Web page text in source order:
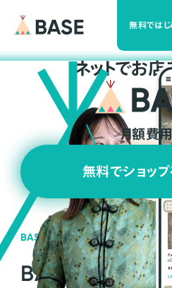
無料ではじ
ネットでお店
月額費
無料でショッ
BASEの強み
BASEが強い3